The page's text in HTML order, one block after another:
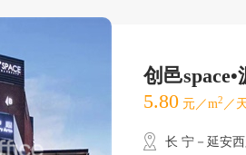
创邑space•
5.80 元／m2 ／
长 宁－延安